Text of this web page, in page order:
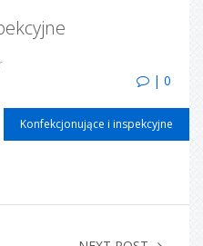
| 0
Konfekcjonujące i inspekcyjne